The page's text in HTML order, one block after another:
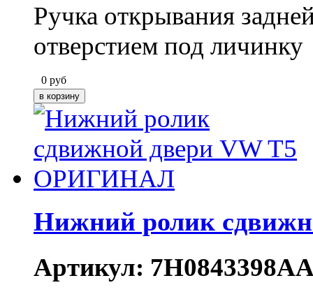
Ручка открывания
отверстием под личинку
0 руб
Нижний ролик
Артикул: